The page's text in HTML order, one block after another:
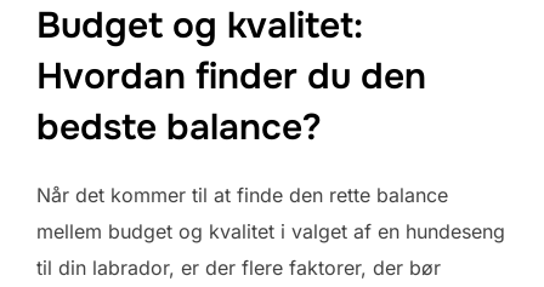
Budget og kvalitet:
Hvordan finder du den
bedste balance?
Når det kommer til at finde den rette balance
mellem budget og kvalitet i valget af en hundeseng
til din labrador, er der flere faktorer, der bør